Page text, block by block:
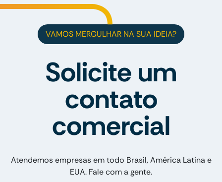
VAMOS MERGULHAR NA SUA IDEIA?
Solicite um
contato
comercial
Atendemos empresas em todo Brasil, América Latina e
EUA. Fale com a gente.